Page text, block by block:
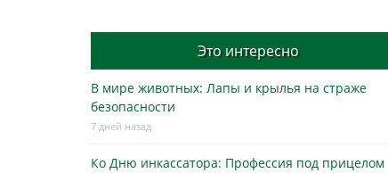
Это интересно
В мире животных: Лапы и крылья на страже
безопасности
7 дней назад
Ко Дню инкассатора: Профессия под прицелом